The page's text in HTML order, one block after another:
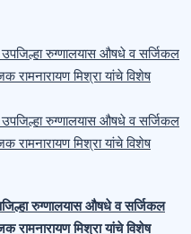
रुग्णालयास औषधे व सर्जिकल
रामनारायण मिश्रा यांचे विशेष